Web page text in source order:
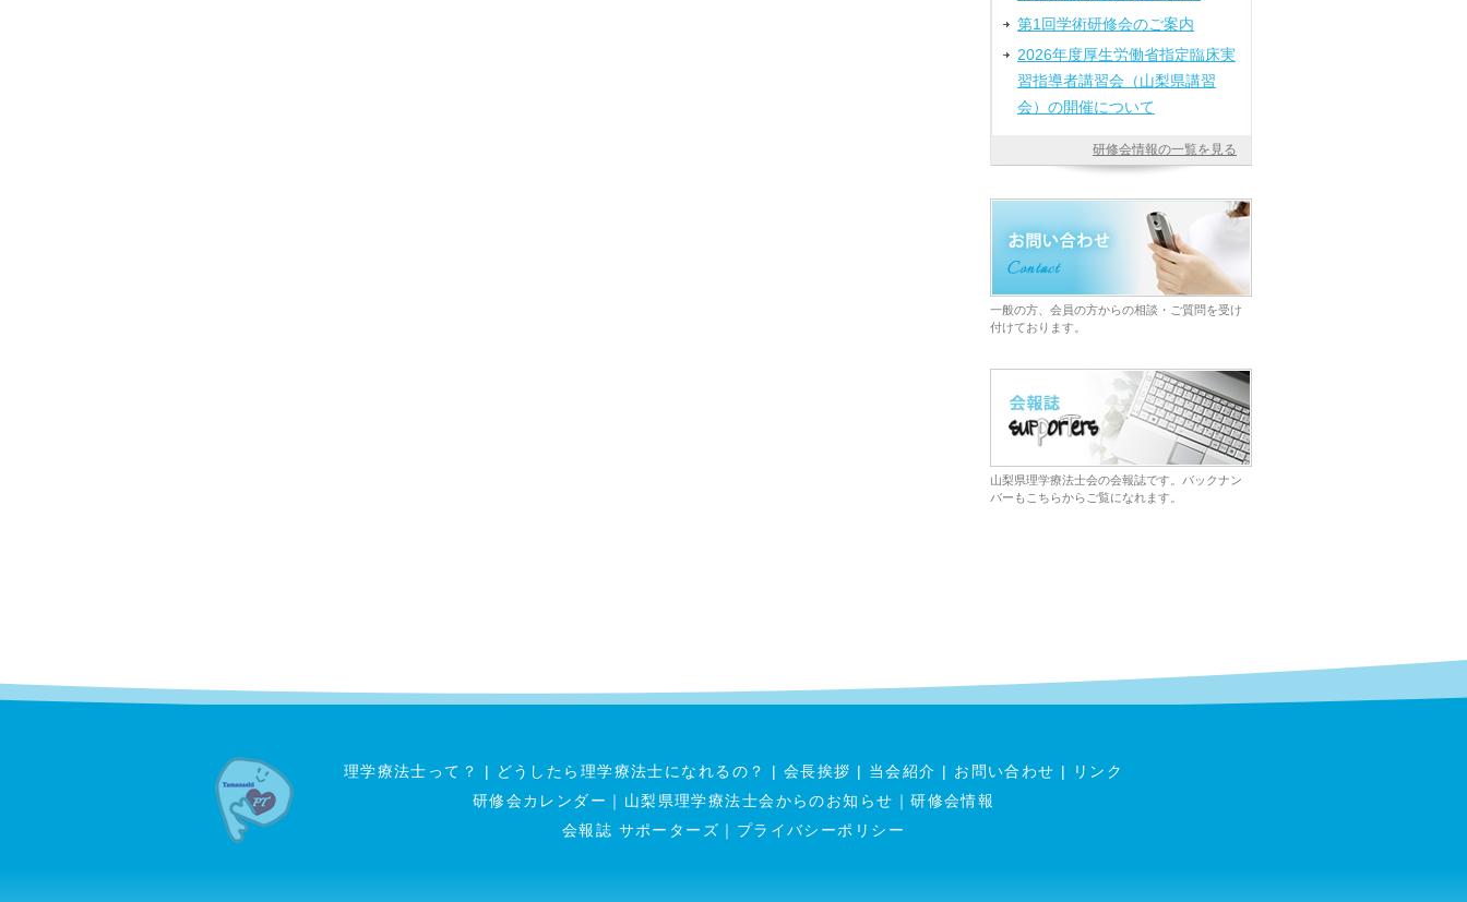
第1回学術研修会のご案内
2026年度厚生労働省指定臨床実
習指導者講習会（山梨県講習
会）の開催について
研修会情報の一覧を見る
一般の方、会員の方からの相談・ご質問を受け
付けております。
山梨県理学療法士会の会報誌です。バックナン
バーもこちらからご覧になれます。
理学療法士って？ | どうしたら理学療法士になれるの？ | 会長挨拶 | 当会紹介 | お問い合わせ |
リンク
研修会カレンダー ｜ 山梨県理学療法士会からのお知らせ ｜研修会情報
会報誌 サポーターズ ｜ プライバシーポリシー